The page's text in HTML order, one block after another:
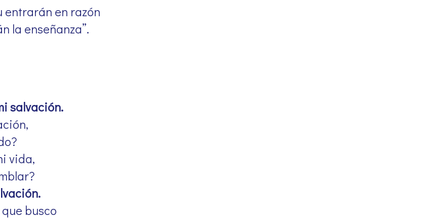
entrarán en razón
la enseñanza”.
salvación.
vida,
busco